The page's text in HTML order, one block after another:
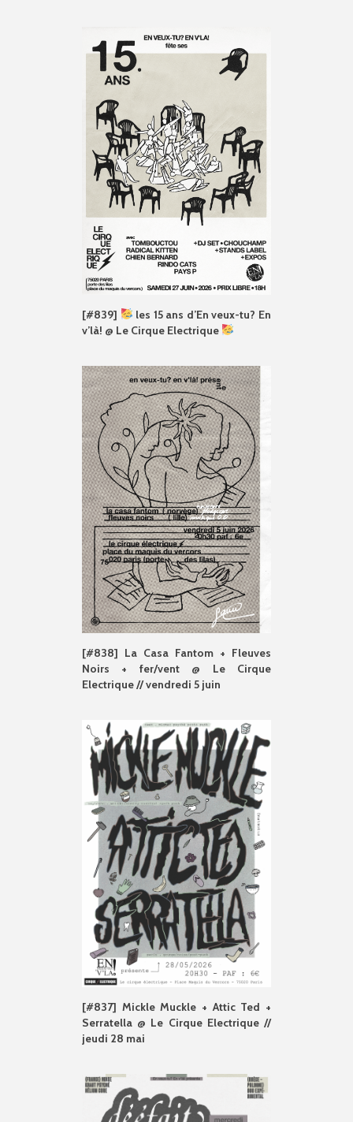
[#839]
les 15 ans d’En veux-tu? En
v’là! @ Le Cirque Electrique
[#838] La Casa Fantom + Fleuves
Noirs + fer/vent @ Le Cirque
Electrique // vendredi 5 juin
[#837] Mickle Muckle + Attic Ted +
Serratella @ Le Cirque Electrique //
jeudi 28 mai